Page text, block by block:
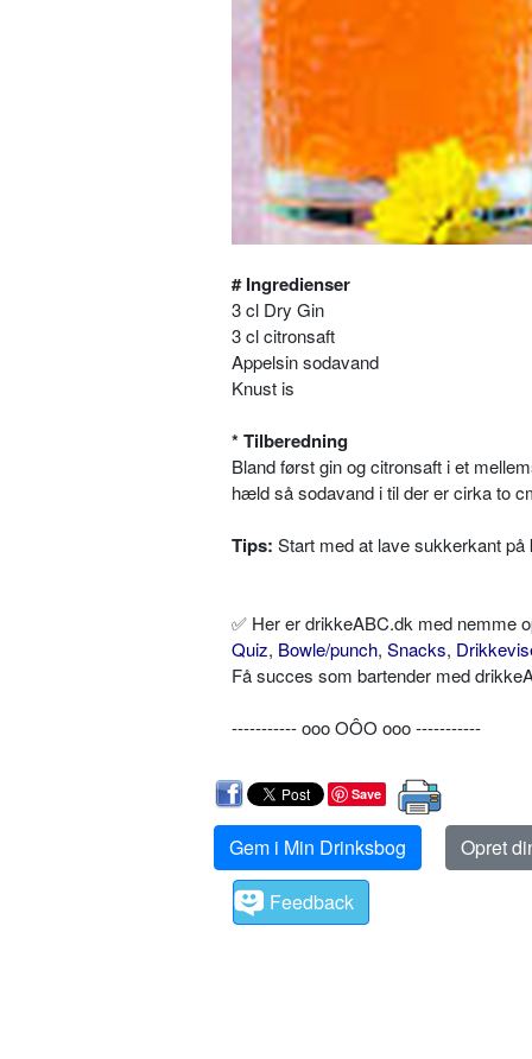
# Ingredienser
3 cl Dry Gin
3 cl citronsaft
Appelsin sodavand
Knust is
* Tilberedning
Bland først gin og citronsaft i et
hæld så sodavand i til der er cirka to
Tips: Start med at lave sukkerkant
✅ Her er drikkeABC.dk med nemme
Quiz, Bowle/punch, Snacks,
Få succes som bartender med
----------- ooo OÔO ooo -----------
Save
Gem i Min Drinksbog
Opret
Feedback